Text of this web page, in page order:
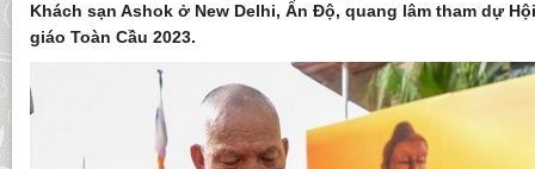
Khách sạn Ashok ở New Delhi, Ấn Độ, quang lâm tham dự
giáo Toàn Cầu 2023.